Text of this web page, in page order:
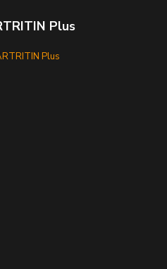
Plus
Plus